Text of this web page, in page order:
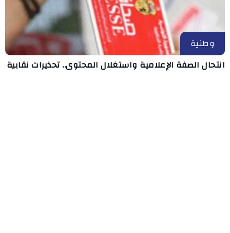
وطنية
انتحال الصفة الإعلامية واستغلال المحتوى.. تحذيرات نقابية